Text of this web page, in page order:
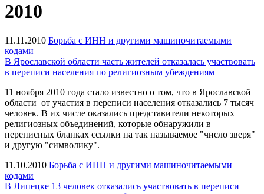
2010
11.11.2010 Борьба с ИНН и другими машиночитаемыми
кодами
В Ярославской области часть жителей отказалась участвовать
в переписи населения по религиозным убеждениям
11 ноября 2010 года стало известно о том, что в Ярославской
области от участия в переписи населения отказались 7 тысяч
человек. В их числе оказались представители некоторых
религиозных объединений, которые обнаружили в
переписных бланках ссылки на так называемое "число зверя"
и другую "символику".
11.10.2010 Борьба с ИНН и другими машиночитаемыми
кодами
В Липецке 13 человек отказались участвовать в переписи